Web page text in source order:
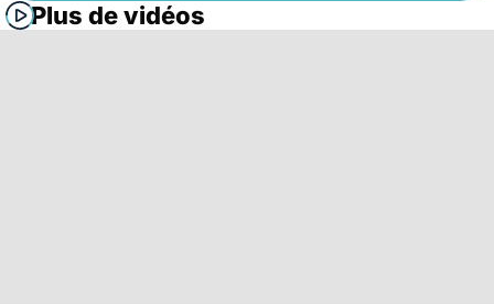
Plus de vidéos